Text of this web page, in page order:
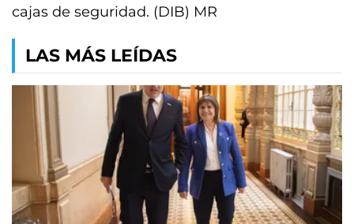
cajas de seguridad. (DIB) MR
LAS MÁS LEÍDAS